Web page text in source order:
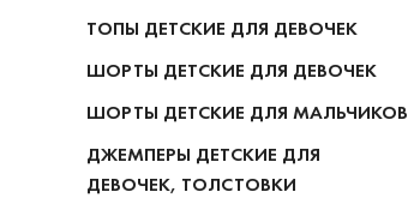
ТОПЫ ДЕТСКИЕ ДЛЯ ДЕВОЧЕК
ШОРТЫ ДЕТСКИЕ ДЛЯ ДЕВОЧЕК
ШОРТЫ ДЕТСКИЕ ДЛЯ МАЛЬЧИКОВ
ДЖЕМПЕРЫ ДЕТСКИЕ ДЛЯ
ДЕВОЧЕК, ТОЛСТОВКИ